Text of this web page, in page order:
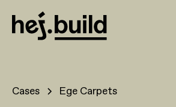
Cases Ege Carpets